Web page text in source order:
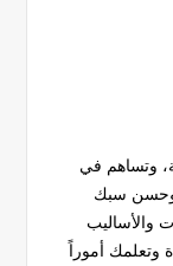
وتساهم في
وحسن سبك
والأساليب
وتعلمك أموراً